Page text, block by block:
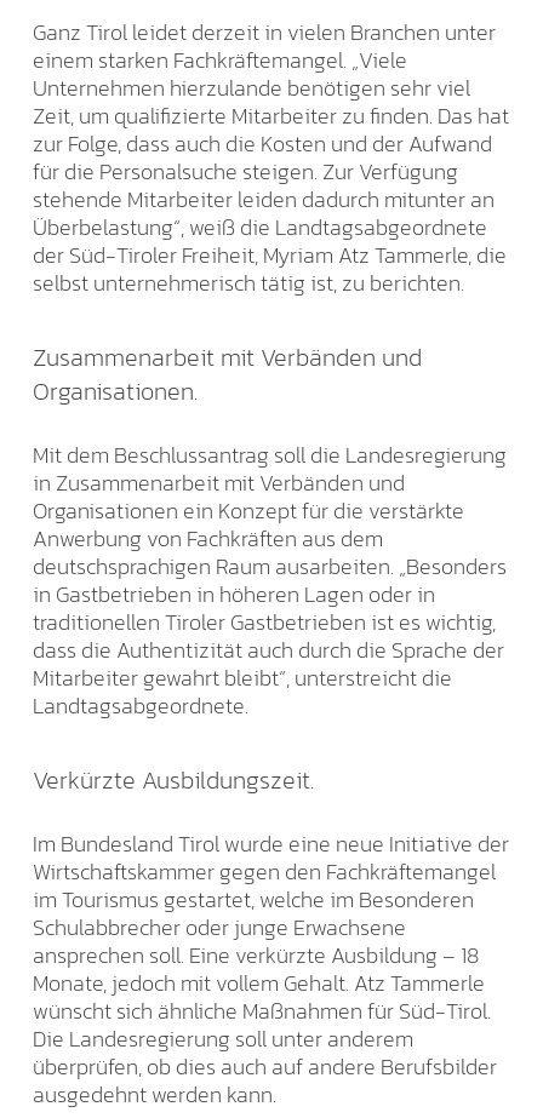
Ganz Tirol leidet derzeit in vielen Branchen unter
einem starken Fachkräftemangel. „Viele
Unternehmen hierzulande benötigen sehr viel
Zeit, um qualifizierte Mitarbeiter zu finden. Das hat
zur Folge, dass auch die Kosten und der Aufwand
für die Personalsuche steigen. Zur Verfügung
stehende Mitarbeiter leiden dadurch mitunter an
Überbelastung“, weiß die Landtagsabgeordnete
der Süd-Tiroler Freiheit, Myriam Atz Tammerle, die
selbst unternehmerisch tätig ist, zu berichten.
Zusammenarbeit mit Verbänden und
Organisationen.
Mit dem Beschlussantrag soll die Landesregierung
in Zusammenarbeit mit Verbänden und
Organisationen ein Konzept für die verstärkte
Anwerbung von Fachkräften aus dem
deutschsprachigen Raum ausarbeiten. „Besonders
in Gastbetrieben in höheren Lagen oder in
traditionellen Tiroler Gastbetrieben ist es wichtig,
dass die Authentizität auch durch die Sprache der
Mitarbeiter gewahrt bleibt“, unterstreicht die
Landtagsabgeordnete.
Verkürzte Ausbildungszeit.
Im Bundesland Tirol wurde eine neue Initiative der
Wirtschaftskammer gegen den Fachkräftemangel
im Tourismus gestartet, welche im Besonderen
Schulabbrecher oder junge Erwachsene
ansprechen soll. Eine verkürzte Ausbildung – 18
Monate, jedoch mit vollem Gehalt. Atz Tammerle
wünscht sich ähnliche Maßnahmen für Süd-Tirol.
Die Landesregierung soll unter anderem
überprüfen, ob dies auch auf andere Berufsbilder
ausgedehnt werden kann.